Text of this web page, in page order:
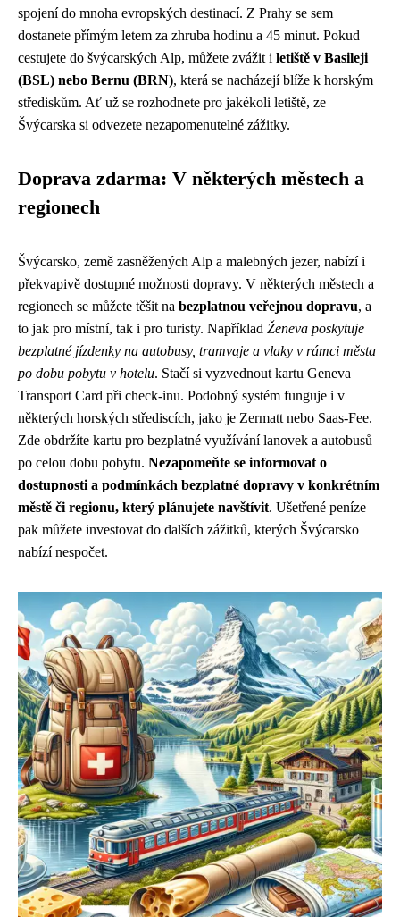
spojení do mnoha evropských destinací. Z Prahy se sem
dostanete přímým letem za zhruba hodinu a 45 minut. Pokud
cestujete do švýcarských Alp, můžete zvážit i letiště v Basileji
(BSL) nebo Bernu (BRN), která se nacházejí blíže k horským
střediskům. Ať už se rozhodnete pro jakékoli letiště, ze
Švýcarska si odvezete nezapomenutelné zážitky.
Doprava zdarma: V některých městech a
regionech
Švýcarsko, země zasněžených Alp a malebných jezer, nabízí i
překvapivě dostupné možnosti dopravy. V některých městech a
regionech se můžete těšit na bezplatnou veřejnou dopravu, a
to jak pro místní, tak i pro turisty. Například Ženeva poskytuje
bezplatné jízdenky na autobusy, tramvaje a vlaky v rámci města
po dobu pobytu v hotelu. Stačí si vyzvednout kartu Geneva
Transport Card při check-inu. Podobný systém funguje i v
některých horských střediscích, jako je Zermatt nebo Saas-Fee.
Zde obdržíte kartu pro bezplatné využívání lanovek a autobusů
po celou dobu pobytu. Nezapomeňte se informovat o
dostupnosti a podmínkách bezplatné dopravy v konkrétním
městě či regionu, který plánujete navštívit. Ušetřené peníze
pak můžete investovat do dalších zážitků, kterých Švýcarsko
nabízí nespočet.